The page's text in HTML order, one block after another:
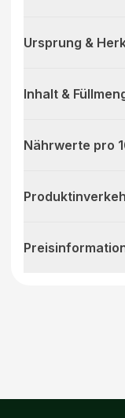
Ursprung &
Inhalt &
Nährwerte pro